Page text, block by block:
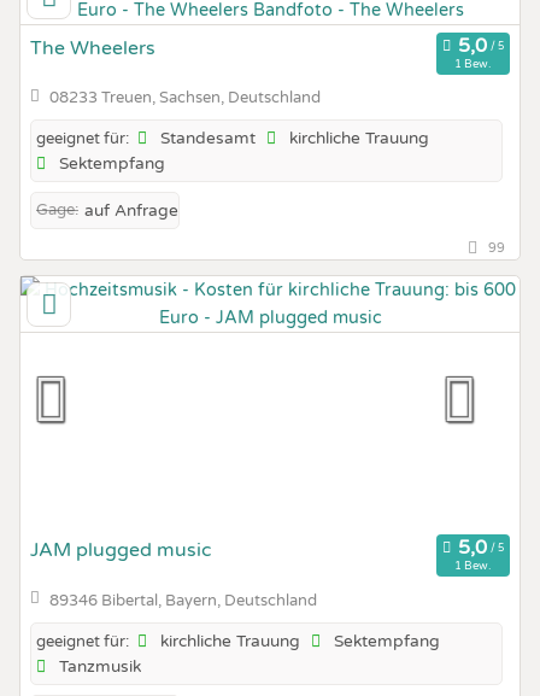
The Wheelers
1 Bew.
08233 Treuen, Sachsen, Deutschland
geeignet für: Standesamt
kirchliche Trauung
Sektempfang
Gage: auf Anfrage
99
JAM plugged music
1 Bew.
89346 Bibertal, Bayern, Deutschland
geeignet für: kirchliche Trauung
Sektempfang
Tanzmusik